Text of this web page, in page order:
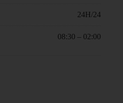
24H/24
08:30 – 02:00